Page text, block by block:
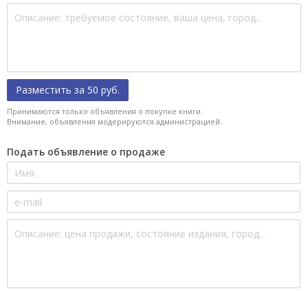
Разместить за 50 руб.
Принимаются только объявления о покупке книги.
Внимание, объявления модерируются администрацией.
Подать объявление о продаже